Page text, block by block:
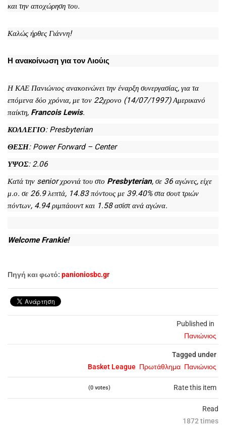
Published in
Πανιώνιος
Tagged under
Basket League Πρωτάθλημα Πανιώνιος
Rate this item
(0 votes)
Read
1872 times
και την αποχώρηση του.
Καλώς ήρθες Γιάννη!
Η ανακοίνωση για τον Λιούις
Η ΚΑΕ Πανιώνιος ανακοινώνει την έναρξη συνεργασίας, για τα
επόμενα δύο χρόνια, με τον 22χρονο (14/07/1997) Αμερικανό
παίκτη, Francois Lewis.
ΚΟΛΛΕΓΙΟ: Presbyterian
ΘΕΣΗ: Power Forward – Center
ΥΨΟΣ: 2.06
Κατά την senior χρονιά του στο Presbyterian, σε 36 αγώνες, είχε
μ.ο. σε 26.9 λεπτά, 14.83 πόντους με 39.40% στα σουτ τριών
πόντων, 4.94 ριμπάουντ και 1.58 ασίστ ανά αγώνα.
Welcome Frankie!
Πηγή και φωτό: panioniosbc.gr